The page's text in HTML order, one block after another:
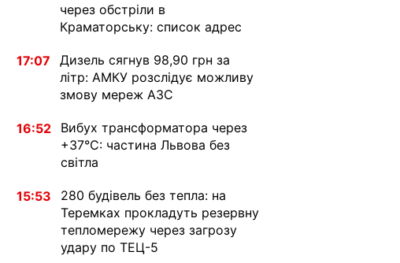
через обстріли в
Краматорську: список адрес
17:07
Дизель сягнув 98,90 грн за
літр: АМКУ розслідує можливу
змову мереж АЗС
16:52
Вибух трансформатора через
+37°C: частина Львова без
світла
15:53
280 будівель без тепла: на
Теремках прокладуть резервну
тепломережу через загрозу
удару по ТЕЦ-5